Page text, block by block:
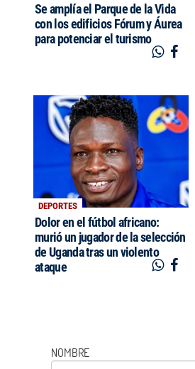
Se amplía el Parque de la Vida
con los edificios Fórum y Áurea
para potenciar el turismo
DEPORTES
Dolor en el fútbol africano:
murió un jugador de la selección
de Uganda tras un violento
ataque
NOMBRE